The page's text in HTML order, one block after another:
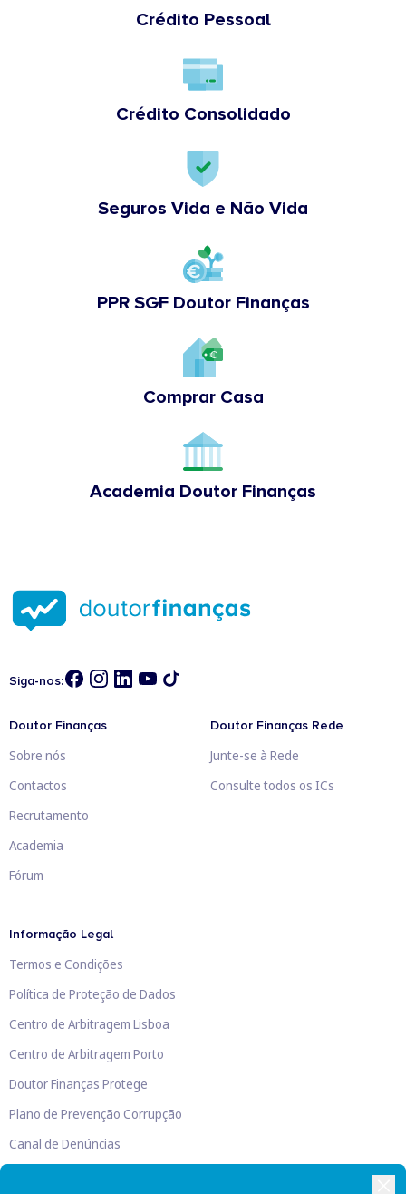
Crédito Pessoal
Crédito Consolidado
Seguros Vida e Não Vida
PPR SGF Doutor Finanças
Comprar Casa
Academia Doutor Finanças
Siga-nos:
Doutor Finanças
Sobre nós
Contactos
Recrutamento
Academia
Fórum
Doutor Finanças Rede
Junte-se à Rede
Consulte todos os ICs
Informação Legal
Termos e Condições
Política de Proteção de Dados
Centro de Arbitragem Lisboa
Centro de Arbitragem Porto
Doutor Finanças Protege
Plano de Prevenção Corrupção
Canal de Denúncias